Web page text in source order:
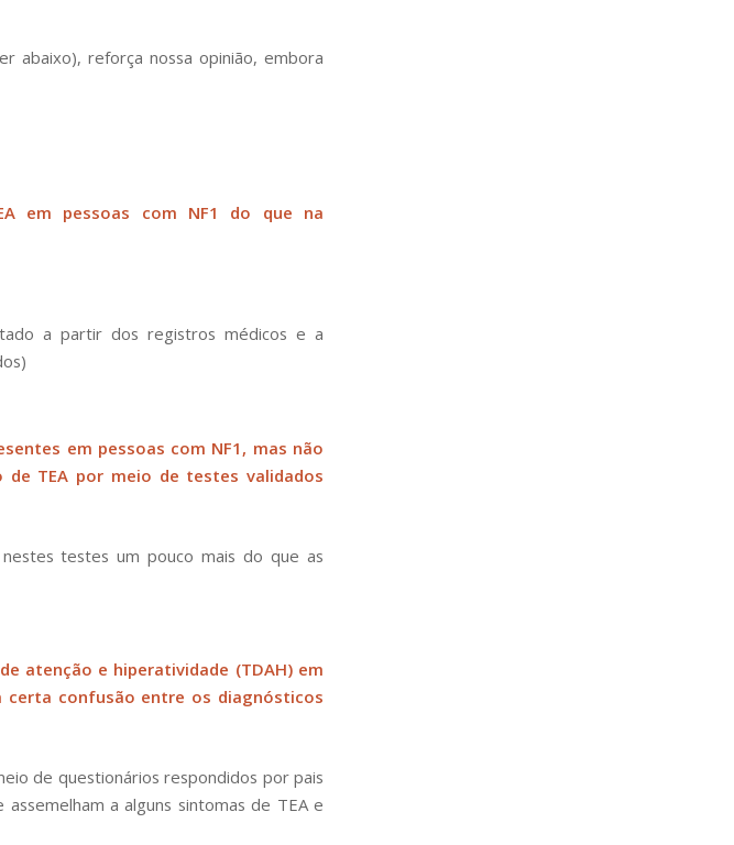
abaixo), reforça nossa opinião, embora
em pessoas com NF1 do que na
a partir dos registros médicos e a
em pessoas com NF1, mas não
TEA por meio de testes validados
testes um pouco mais do que as
atenção e hiperatividade (TDAH) em
certa confusão entre os diagnósticos
de questionários respondidos por pais
a alguns sintomas de TEA e